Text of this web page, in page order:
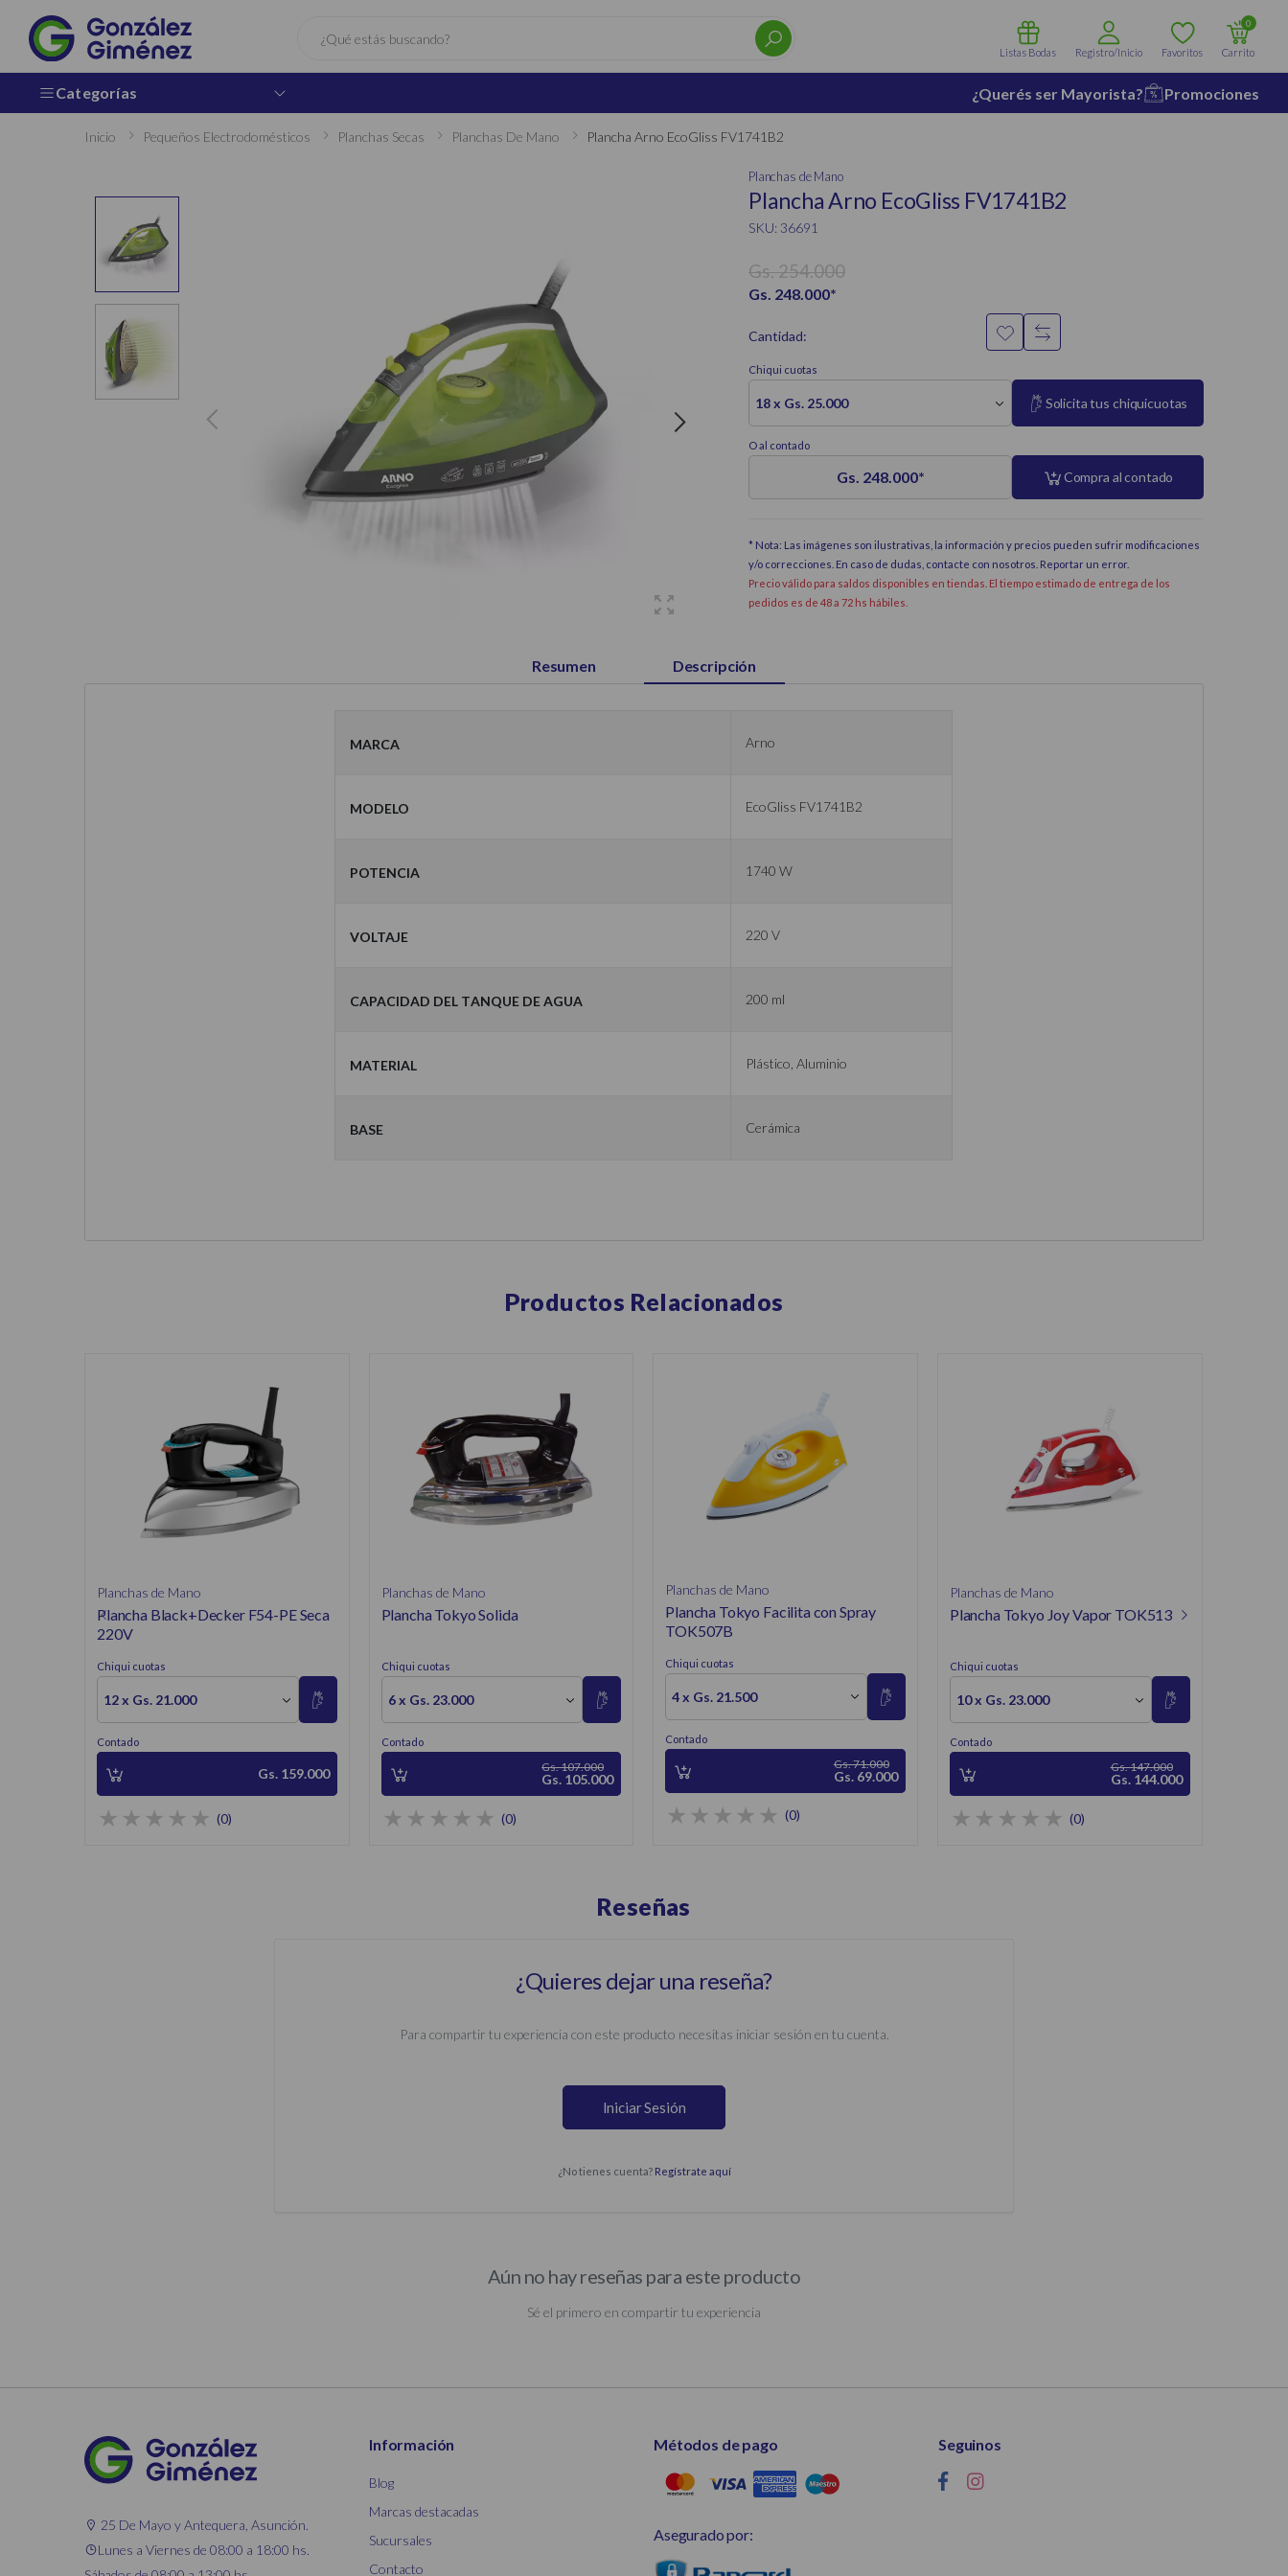
Listas Bodas Registro/Inicio Favoritos Carrito
0
Categorías ¿Querés ser Mayorista? Promociones
Inicio Pequeños Electrodomésticos Planchas Secas Planchas De Mano Plancha Arno EcoGliss FV1741B2
Planchas de Mano
Plancha Arno EcoGliss FV1741B2
SKU: 36691
Gs. 254.000
Gs. 248.000*
Cantidad:
Chiqui cuotas
18 x Gs. 25.000 Solicita tus chiquicuotas
O al contado
Gs. 248.000* Compra al contado
* Nota: Las imágenes son ilustrativas, la información y precios pueden sufrir modificaciones
y/o correcciones. En caso de dudas, contacte con nosotros. Reportar un error.
Precio válido para saldos disponibles en tiendas. El tiempo estimado de entrega de los
pedidos es de 48 a 72 hs hábiles.
Resumen Descripción
Marca Arno
Modelo EcoGliss FV1741B2
Potencia 1740 W
Voltaje 220 V
Capacidad del Tanque de Agua 200 ml
Material Plástico, Aluminio
Base Cerámica
Productos Relacionados
Planchas de Mano
Plancha Black+Decker F54-PE Seca
220V
Chiqui cuotas
12 x Gs. 21.000
Contado
Gs. 159.000
(0)
Planchas de Mano
Plancha Tokyo Solida
Chiqui cuotas
6 x Gs. 23.000
Contado
Gs. 107.000
Gs. 105.000
(0)
Planchas de Mano
Plancha Tokyo Facilita con Spray
TOK507B
Chiqui cuotas
4 x Gs. 21.500
Contado
Gs. 71.000
Gs. 69.000
(0)
Planchas de Mano
Plancha Tokyo Joy Vapor TOK513
Chiqui cuotas
10 x Gs. 23.000
Contado
Gs. 147.000
Gs. 144.000
(0)
Reseñas
¿Quieres dejar una reseña?
Para compartir tu experiencia con este producto necesitas iniciar sesión en tu cuenta.
Iniciar Sesión
¿No tienes cuenta? Regístrate aquí
Aún no hay reseñas para este producto
Sé el primero en compartir tu experiencia
25 De Mayo y Antequera, Asunción.
Lunes a Viernes de 08:00 a 18:00 hs.
Información
Blog
Marcas destacadas
Sucursales
Contacto
Métodos de pago
Asegurado por:
Seguinos